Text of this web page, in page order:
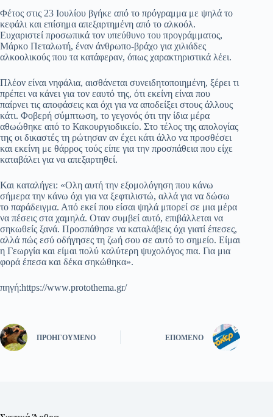
Φέτος στις 23 Ιουλίου βγήκε από το πρόγραμμα με ψηλά το
κεφάλι και επίσημα απεξαρτημένη από το αλκοόλ.
Ευχαριστεί προσωπικά τον υπεύθυνο του προγράμματος,
Μάρκο Πεταλωτή, έναν άνθρωπο-βράχο για χιλιάδες
αλκοολικούς που τα κατάφεραν, όπως χαρακτηριστικά λέει.
Πλέον είναι νηφάλια, αισθάνεται συνειδητοποιημένη, ξέρει τι
πρέπει να κάνει για τον εαυτό της, ότι εκείνη είναι που
παίρνει τις αποφάσεις και όχι για να αποδείξει στους άλλους
κάτι. Φοβερή σύμπτωση, το γεγονός ότι την ίδια μέρα
αθωώθηκε από το Κακουργιοδικείο. Στο τέλος της απολογίας
της οι δικαστές τη ρώτησαν αν έχει κάτι άλλο να προσθέσει
και εκείνη με θάρρος τούς είπε για την προσπάθεια που είχε
καταβάλει για να απεξαρτηθεί.
Και καταλήγει: «Ολη αυτή την εξομολόγηση που κάνω
σήμερα την κάνω όχι για να ξεφτιλιστώ, αλλά για να δώσω
το παράδειγμα. Από εκεί που είσαι ψηλά μπορεί σε μια μέρα
να πέσεις στα χαμηλά. Οταν συμβεί αυτό, επιβάλλεται να
σηκωθείς ξανά. Προσπάθησε να καταλάβεις όχι γιατί έπεσες,
αλλά πώς εσύ οδήγησες τη ζωή σου σε αυτό το σημείο. Είμαι
η Γεωργία και είμαι πολύ καλύτερη ψυχολόγος πια. Για μια
φορά έπεσα και δέκα σηκώθηκα».
πηγή:https://www.protothema.gr/
ΠΡΟΗΓΟΎΜΕΝΟ ΕΠΌΜΕΝΟ